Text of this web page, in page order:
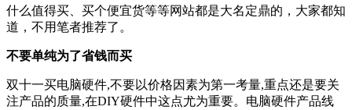
什么值得买、买个便宜货等等网站都是大名定鼎的，大家都知
道，不用笔者推荐了。
不要单纯为了省钱而买
双十一买电脑硬件,不要以价格因素为第一考量,重点还是要关
注产品的质量,在DIY硬件中这点尤为重要。电脑硬件产品线